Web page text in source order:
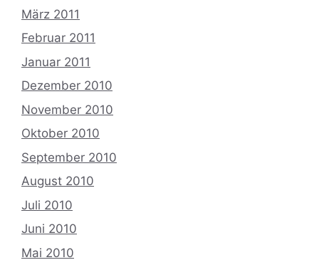
März 2011
Februar 2011
Januar 2011
Dezember 2010
November 2010
Oktober 2010
September 2010
August 2010
Juli 2010
Juni 2010
Mai 2010